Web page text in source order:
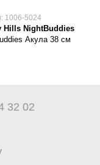
1006-5024
Hills NightBuddies
Акула 38 см
32 02